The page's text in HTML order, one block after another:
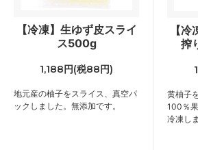
【冷凍】生ゆず皮スライ
ス500g
1,188円(税88円)
地元産の柚子をスライス、真空パ
ックしました。無添加です。
【
搾
黄柚子
100％
冷凍し